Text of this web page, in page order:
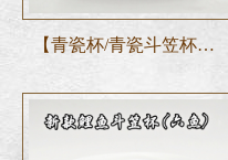
【青瓷杯/青瓷斗笠杯─80ml/45ml】青瓷杯